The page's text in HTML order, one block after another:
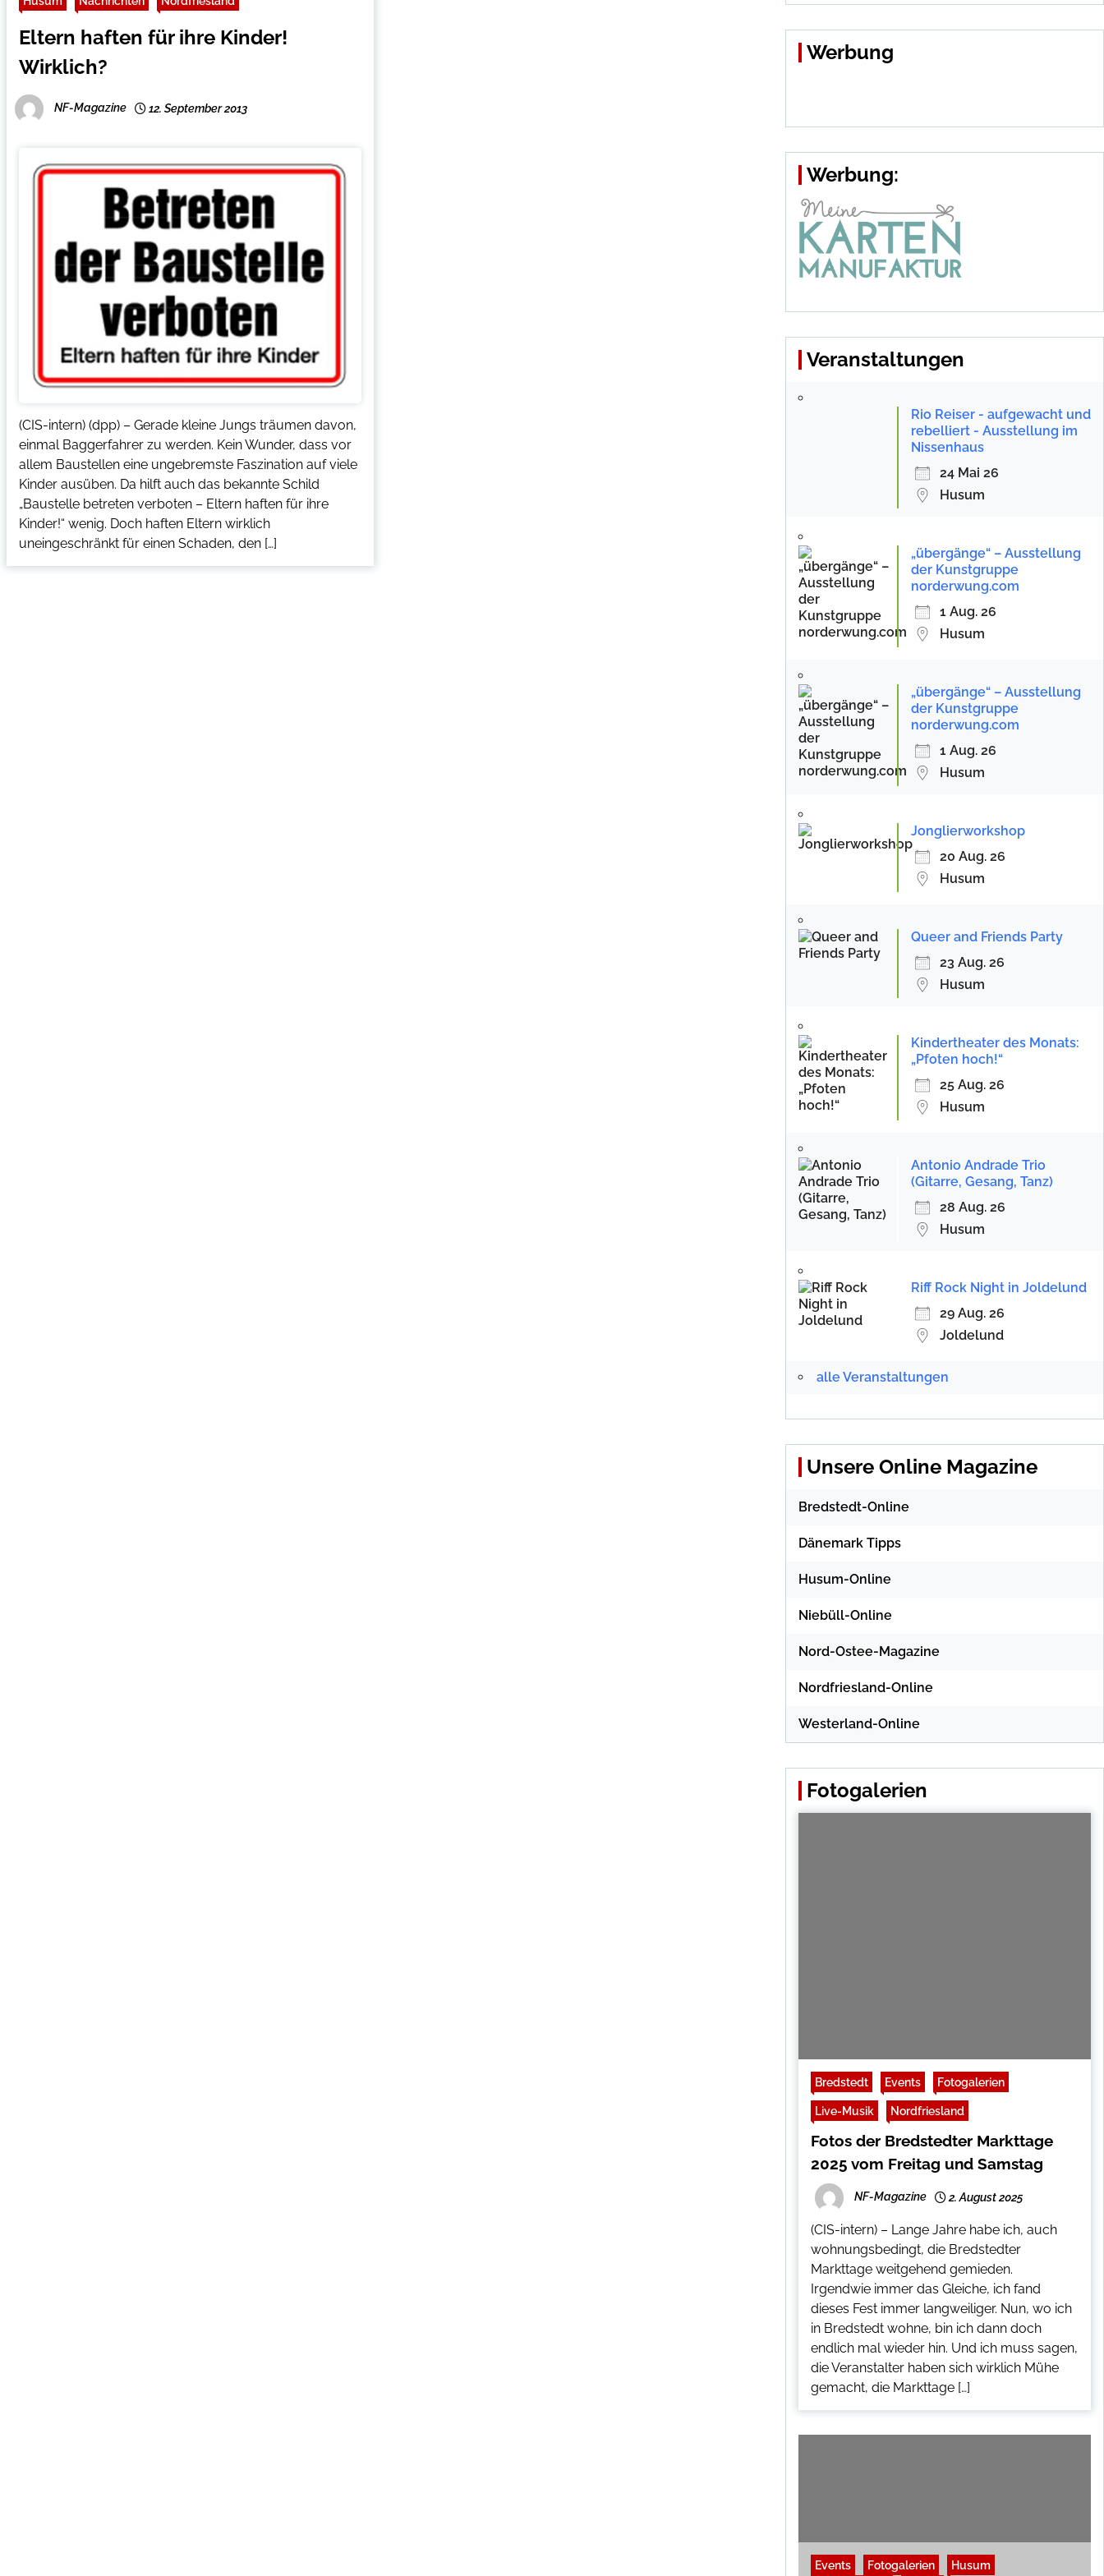
Eltern haften für ihre Kinder!
Wirklich?
NF-Magazine 12. September 2013
(CIS-intern) (dpp) – Gerade kleine Jungs träumen davon,
einmal Baggerfahrer zu werden. Kein Wunder, dass vor
allem Baustellen eine ungebremste Faszination auf viele
Kinder ausüben. Da hilft auch das bekannte Schild
„Baustelle betreten verboten – Eltern haften für ihre
Kinder!“ wenig. Doch haften Eltern wirklich
uneingeschränkt für einen Schaden, den […]
Werbung
Werbung:
Veranstaltungen
Rio Reiser - aufgewacht und
rebelliert - Ausstellung im
Nissenhaus
24 Mai 26
Husum
„übergänge“ – Ausstellung
der Kunstgruppe
norderwung.com
1 Aug. 26
Husum
„übergänge“ – Ausstellung
der Kunstgruppe
norderwung.com
1 Aug. 26
Husum
Jonglierworkshop
20 Aug. 26
Husum
Queer and Friends Party
23 Aug. 26
Husum
Kindertheater des Monats:
„Pfoten hoch!“
25 Aug. 26
Husum
Antonio Andrade Trio
(Gitarre, Gesang, Tanz)
28 Aug. 26
Husum
Riff Rock Night in Joldelund
29 Aug. 26
Joldelund
alle Veranstaltungen
Unsere Online Magazine
Bredstedt-Online
Dänemark Tipps
Husum-Online
Niebüll-Online
Nord-Ostee-Magazine
Nordfriesland-Online
Westerland-Online
Fotogalerien
Bredstedt Events Fotogalerien
Live-Musik Nordfriesland
Fotos der Bredstedter Markttage
2025 vom Freitag und Samstag
NF-Magazine 2. August 2025
(CIS-intern) – Lange Jahre habe ich, auch
wohnungsbedingt, die Bredstedter
Markttage weitgehend gemieden.
Irgendwie immer das Gleiche, ich fand
dieses Fest immer langweiliger. Nun, wo ich
in Bredstedt wohne, bin ich dann doch
endlich mal wieder hin. Und ich muss sagen,
die Veranstalter haben sich wirklich Mühe
gemacht, die Markttage […]
Events Fotogalerien Husum